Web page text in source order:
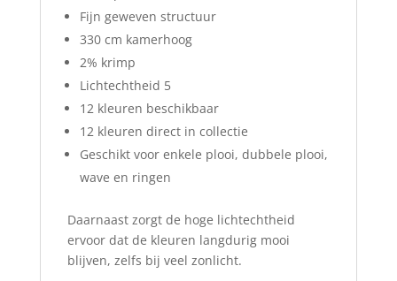
Fijn geweven structuur
330 cm kamerhoog
2% krimp
Lichtechtheid 5
12 kleuren beschikbaar
12 kleuren direct in collectie
Geschikt voor enkele plooi, dubbele plooi,
wave en ringen
Daarnaast zorgt de hoge lichtechtheid
ervoor dat de kleuren langdurig mooi
blijven, zelfs bij veel zonlicht.